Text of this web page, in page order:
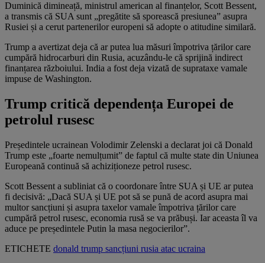
Duminică dimineață, ministrul american al finanțelor, Scott Bessent,
a transmis că SUA sunt „pregătite să sporească presiunea” asupra
Rusiei și a cerut partenerilor europeni să adopte o atitudine similară.
Trump a avertizat deja că ar putea lua măsuri împotriva țărilor care
cumpără hidrocarburi din Rusia, acuzându-le că sprijină indirect
finanțarea războiului. India a fost deja vizată de suprataxe vamale
impuse de Washington.
Trump critică dependența Europei de
petrolul rusesc
Președintele ucrainean Volodimir Zelenski a declarat joi că Donald
Trump este „foarte nemulțumit” de faptul că multe state din Uniunea
Europeană continuă să achiziționeze petrol rusesc.
Scott Bessent a subliniat că o coordonare între SUA și UE ar putea
fi decisivă: „Dacă SUA și UE pot să se pună de acord asupra mai
multor sancțiuni și asupra taxelor vamale împotriva țărilor care
cumpără petrol rusesc, economia rusă se va prăbuși. Iar aceasta îl va
aduce pe președintele Putin la masa negocierilor”.
ETICHETE donald trump sancțiuni rusia atac ucraina